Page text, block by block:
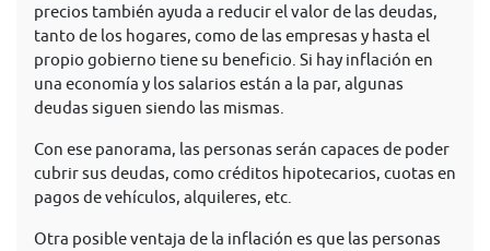
precios también ayuda a reducir el valor de las deudas,
tanto de los hogares, como de las empresas y hasta el
propio gobierno tiene su beneficio. Si hay inflación en
una economía y los salarios están a la par, algunas
deudas siguen siendo las mismas.
Con ese panorama, las personas serán capaces de poder
cubrir sus deudas, como créditos hipotecarios, cuotas en
pagos de vehículos, alquileres, etc.
Otra posible ventaja de la inflación es que las personas